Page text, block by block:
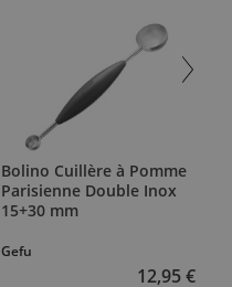
Bolino Cuillère à Pomme
Parisienne Double Inox
15+30 mm
Gefu
12,95 €